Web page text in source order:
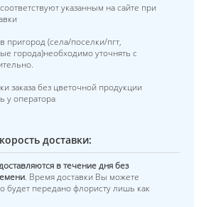
указанным на сайте при
пригород (села/поселки/пгт,
города)необходимо уточнять с
заказа без цветочной продукции
у оператора
доставки:
в течение дня без
. Время доставки Вы можете
будет передано флористу лишь как